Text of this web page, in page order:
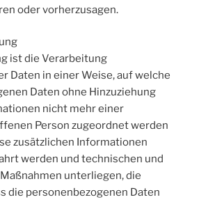
oder vorherzusagen.
ist die Verarbeitung
Daten in einer Weise, auf welche
Daten ohne Hinzuziehung
nicht mehr einer
Person zugeordnet werden
zusätzlichen Informationen
werden und technischen und
unterliegen, die
die personenbezogenen Daten